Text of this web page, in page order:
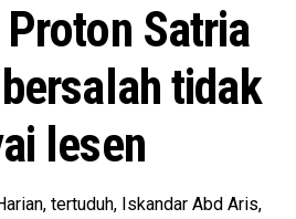
Satria
tidak
lesen
tertuduh, Iskandar Abd Aris,